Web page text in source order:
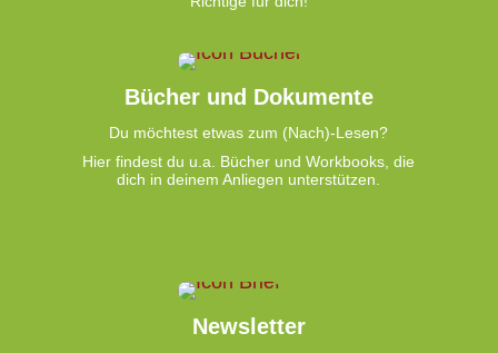
Bücher und Dokumente
Du möchtest etwas zum (Nach)-Lesen?
Hier findest du u.a. Bücher und Workbooks, die
dich in deinem Anliegen unterstützen.
Newsletter